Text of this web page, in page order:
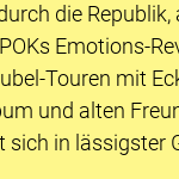
die
Emotions-
Touren mit
und alten
sich in lässigster